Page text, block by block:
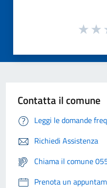
Contatta il comune
Leggi le domande
Richiedi Assistenza
Chiama il comune
Prenota un